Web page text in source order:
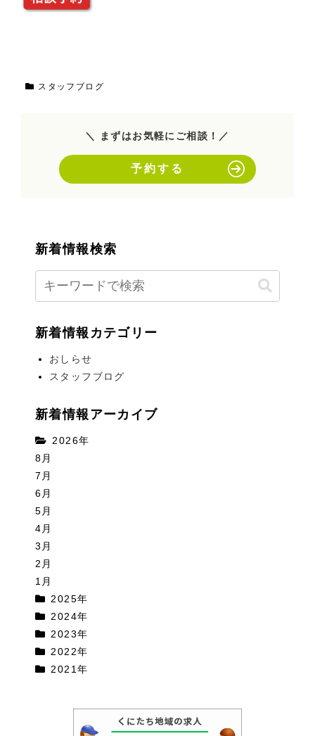
スタッフブログ
＼ まずはお気軽にご相談！／
予約する
新着情報検索
新着情報カテゴリー
おしらせ
スタッフブログ
新着情報アーカイブ
2026年
8月
7月
6月
5月
4月
3月
2月
1月
2025年
2024年
2023年
2022年
2021年